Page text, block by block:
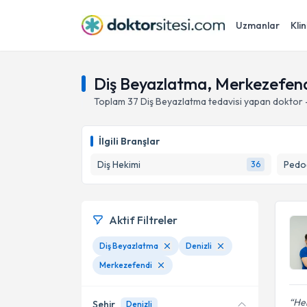
Uzmanlar
Diş Beyazlatma,
Toplam 37 Diş Beyazlatma tedavisi yapan doktor
İlgili Branşlar
Diş Hekimi
36
Aktif Filtreler
Diş Beyazlatma
Denizli
Merkezefendi
Şehir Denizli